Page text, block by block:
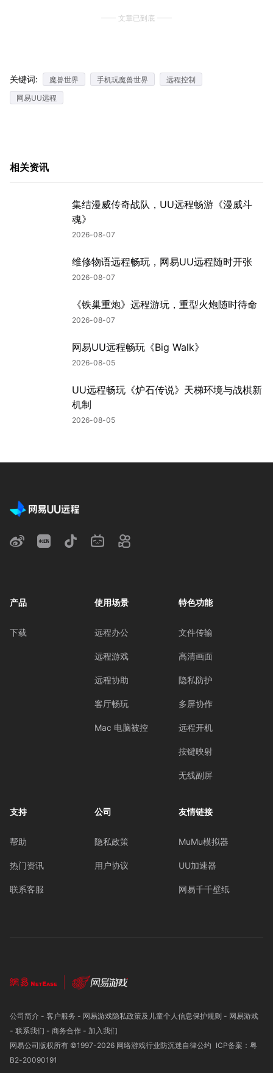
文章已到底
关键词: 魔兽世界 手机玩魔兽世界
远程控制
网易UU远程
相关资讯
集结漫威传奇战队，UU远程畅游《漫威斗
魂》
2026-08-07
维修物语远程畅玩，网易UU远程随时开张
2026-08-07
《铁巢重炮》远程游玩，重型火炮随时待命
2026-08-07
网易UU远程畅玩《Big Walk》
2026-08-05
UU远程畅玩《炉石传说》天梯环境与战棋新
机制
2026-08-05
产品
下载
使用场景
远程办公
远程游戏
远程协助
客厅畅玩
Mac 电脑被控
特色功能
文件传输
高清画面
隐私防护
多屏协作
远程开机
按键映射
无线副屏
支持
帮助
热门资讯
联系客服
公司
隐私政策
用户协议
友情链接
MuMu模拟器
UU加速器
网易千千壁纸
公司简介 - 客户服务 - 网易游戏隐私政策及儿童个人信息保护规则 - 网易游戏
- 联系我们 - 商务合作 - 加入我们
网易公司版权所有 ©1997-2026 网络游戏行业防沉迷自律公约 ICP备案：粤
B2-20090191